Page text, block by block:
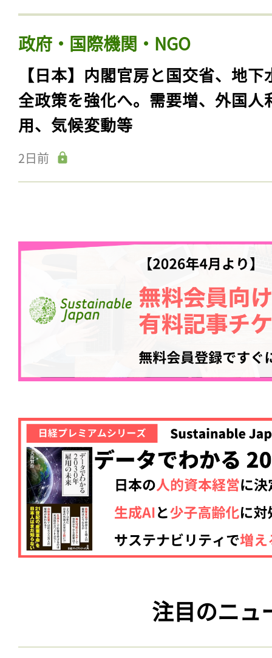
政府・国際機関・NGO
【日本】内閣官房と国交省、地下
全政策を強化へ。需要増、外国人
用、気候変動等
2日前
注目のニュ